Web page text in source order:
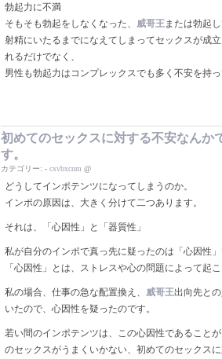
勃起力に不満
そもそも勃起をしなくなった、 威哥王または勃起
射精にいたるまでになえてしまってセックスが成
れるだけでなく、
男性も勃起力はコンプレックスでも多く不安を持っ
初めてのセックスに対する不安なんか
す。
カテゴリー: - cxvbxcnm @
どうしてインポテンツになってしまうのか。
インポの原因は、大きく分けて二つあります。
それは、「心因性」と「器質性」
私が自分のインポで真っ先に疑ったのは「心因性」
「心因性」とは、ストレスや心の問題によって起
私の場合、仕事の急な配置換え、 威哥王出向先と
いたので、心因性を疑ったのです。
若い間のインポテンツは、この心因性であること
のセックスがうまくいかない、初めてのセックス